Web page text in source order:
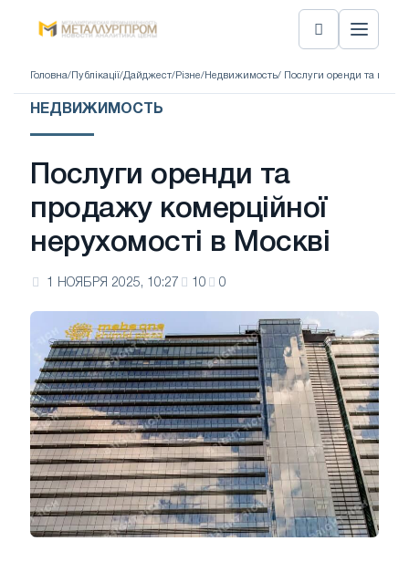
Головна/ Публікації/Дайджест/ Різне/ Недвижимость/ Послуги оренди та
НЕДВИЖИМОСТЬ
Послуги оренди та
продажу комерційної
нерухомості в Москві
1 НОЯБРЯ 2025, 10:27 10 0